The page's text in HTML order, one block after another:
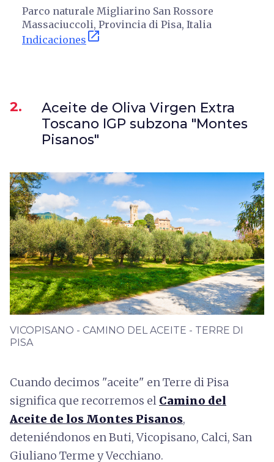
Parco naturale Migliarino San Rossore
Massaciuccoli, Provincia di Pisa, Italia
Indicaciones open_in_new
2.
Aceite de Oliva Virgen Extra
Toscano IGP subzona "Montes
Pisanos"
VICOPISANO - CAMINO DEL ACEITE - TERRE DI
PISA
Cuando decimos "aceite" en Terre di Pisa
significa que recorremos el Camino del
Aceite de los Montes Pisanos,
deteniéndonos en Buti, Vicopisano, Calci, San
Giuliano Terme y Vecchiano.